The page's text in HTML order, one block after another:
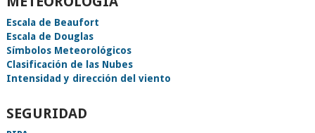
Escala de Beaufort
Escala de Douglas
Símbolos Meteorológicos
Clasificación de las Nubes
Intensidad y dirección del viento
SEGURIDAD